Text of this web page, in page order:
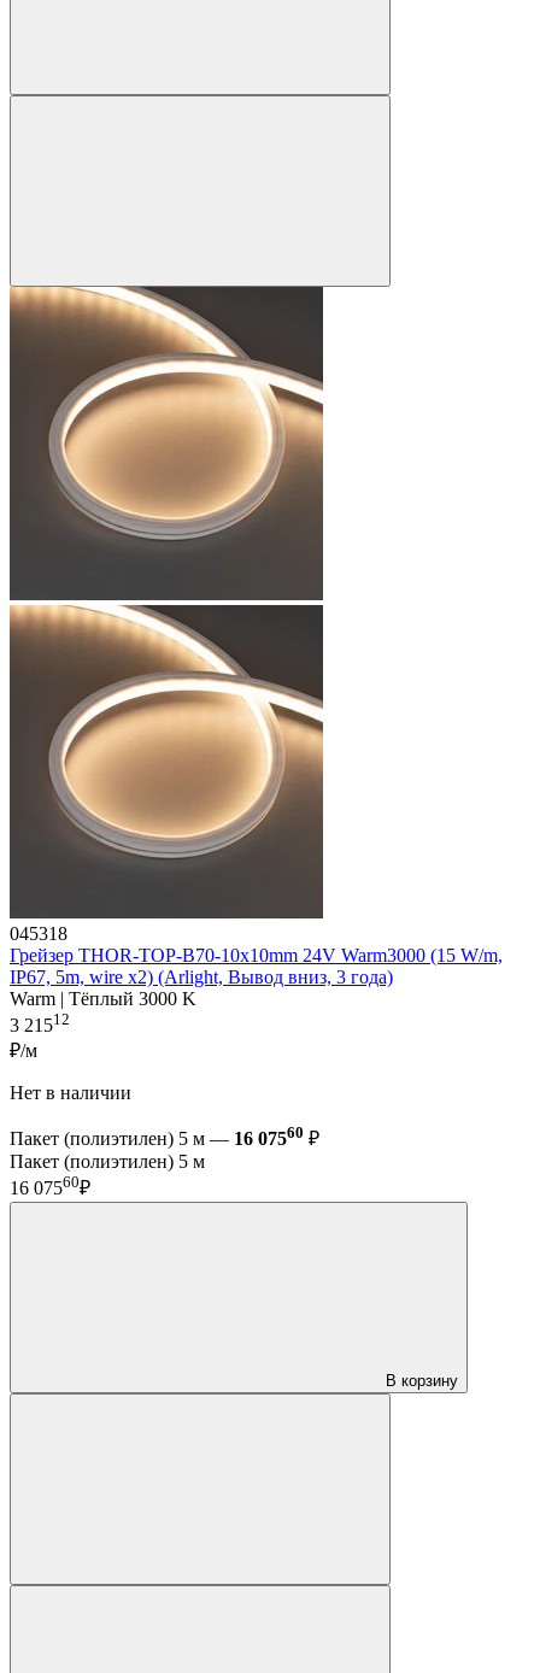
045318
Грейзер THOR-TOP-B70-10x10mm 24V Warm3000 (15 W/m,
IP67, 5m, wire x2) (Arlight, Вывод вниз, 3 года)
Warm | Тёплый 3000 K
3 21512
₽/м
Нет в наличии
Пакет (полиэтилен) 5 м — 16 07560 ₽
Пакет (полиэтилен) 5 м
16 07560₽
В корзину